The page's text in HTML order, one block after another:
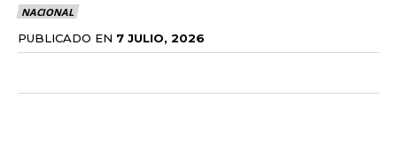
NACIONAL
PUBLICADO EN 7 JULIO, 2026